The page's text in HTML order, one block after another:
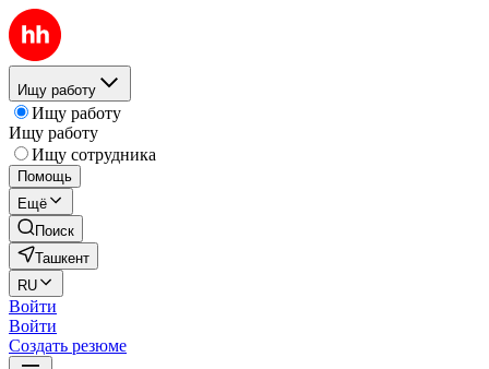
Ищу работу
Ищу работу
Ищу работу
Ищу сотрудника
Помощь
Ещё
Поиск
Ташкент
RU
Войти
Войти
Создать резюме